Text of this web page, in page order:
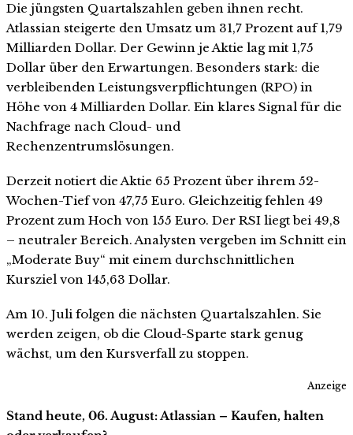
Die jüngsten Quartalszahlen geben ihnen recht.
Atlassian steigerte den Umsatz um 31,7 Prozent auf 1,79
Milliarden Dollar. Der Gewinn je Aktie lag mit 1,75
Dollar über den Erwartungen. Besonders stark: die
verbleibenden Leistungsverpflichtungen (RPO) in
Höhe von 4 Milliarden Dollar. Ein klares Signal für die
Nachfrage nach Cloud- und
Rechenzentrumslösungen.
Derzeit notiert die Aktie 65 Prozent über ihrem 52-
Wochen-Tief von 47,75 Euro. Gleichzeitig fehlen 49
Prozent zum Hoch von 155 Euro. Der RSI liegt bei 49,8
– neutraler Bereich. Analysten vergeben im Schnitt ein
„Moderate Buy“ mit einem durchschnittlichen
Kursziel von 145,63 Dollar.
Am 10. Juli folgen die nächsten Quartalszahlen. Sie
werden zeigen, ob die Cloud-Sparte stark genug
wächst, um den Kursverfall zu stoppen.
Anzeige
Stand heute, 06. August: Atlassian – Kaufen, halten